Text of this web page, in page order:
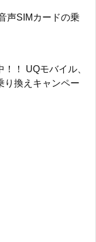
声SIMカードの乗
！ UQモバイル、
り換えキャンペー